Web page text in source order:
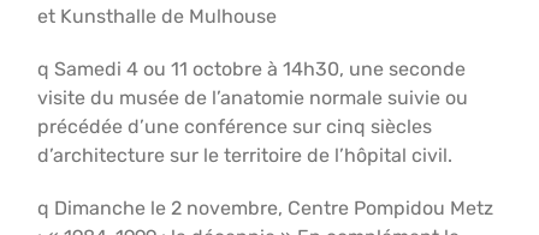
et Kunsthalle de Mulhouse
q Samedi 4 ou 11 octobre à 14h30, une seconde
visite du musée de l’anatomie normale suivie ou
précédée d’une conférence sur cinq siècles
d’architecture sur le territoire de l’hôpital civil.
q Dimanche le 2 novembre, Centre Pompidou Metz